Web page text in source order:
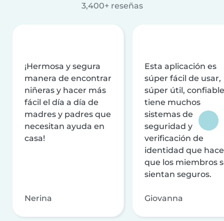
3,400+ reseñas
¡Hermosa y segura
manera de encontrar
niñeras y hacer más
fácil el día a día de
madres y padres que
necesitan ayuda en
casa!
Nerina
Esta aplicación es
súper fácil de usar,
súper útil,
tiene muchos
sistemas de
seguridad y
verificación de
identidad que
que los miembros
sientan seguros.
Giovanna